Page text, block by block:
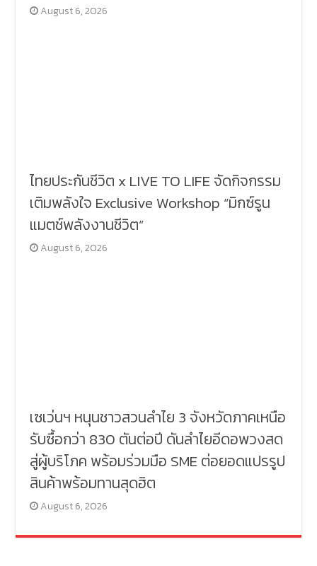
August 6, 2026
ไทยประกันชีวิต x LIVE TO LIFE จัดกิจกรรม
เติมพลังใจ Exclusive Workshop “มิกซ์รูน
แมตช์พลังงานชีวิต”
August 6, 2026
เซเว่นฯ หนุนชาวสวนลำไย 3 จังหวัดภาคเหนือ
รับซื้อกว่า 830 ตันต่อปี ดันลำไยอีดอพวงสด
สู่ผู้บริโภค พร้อมร่วมมือ SME ต่อยอดแปรรูป
สินค้าพร้อมทานสุดฮิต
August 6, 2026